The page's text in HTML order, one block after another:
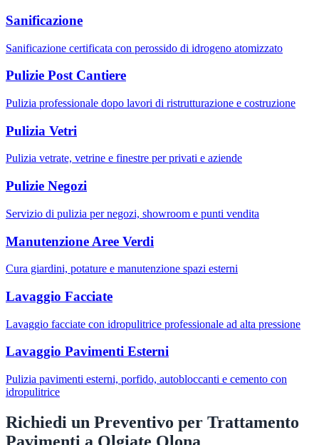
Sanificazione
Sanificazione certificata con perossido di idrogeno atomizzato
Pulizie Post Cantiere
Pulizia professionale dopo lavori di ristrutturazione e costruzione
Pulizia Vetri
Pulizia vetrate, vetrine e finestre per privati e aziende
Pulizie Negozi
Servizio di pulizia per negozi, showroom e punti vendita
Manutenzione Aree Verdi
Cura giardini, potature e manutenzione spazi esterni
Lavaggio Facciate
Lavaggio facciate con idropulitrice professionale ad alta pressione
Lavaggio Pavimenti Esterni
Pulizia pavimenti esterni, porfido, autobloccanti e cemento con
idropulitrice
Richiedi un Preventivo per Trattamento